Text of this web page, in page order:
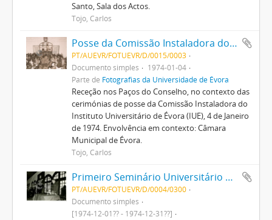
Santo, Sala dos Actos.
Tojo, Carlos
Posse da Comissão Instaladora do Instituto Universitário de Évora
PT/AUEVR/FOTUEVR/D/0015/0003
Documento simples
1974-01-04
Parte de Fotografias da Universidade de Évora
Receção nos Paços do Conselho, no contexto das
cerimónias de posse da Comissão Instaladora do
Instituto Universitário de Évora (IUE), 4 de Janeiro
de 1974. Envolvência em contexto: Câmara
Municipal de Évora.
Tojo, Carlos
Primeiro Seminário Universitário de Extensão Rural
PT/AUEVR/FOTUEVR/D/0004/0300
Documento simples
[1974-12-01?? - 1974-12-31??]